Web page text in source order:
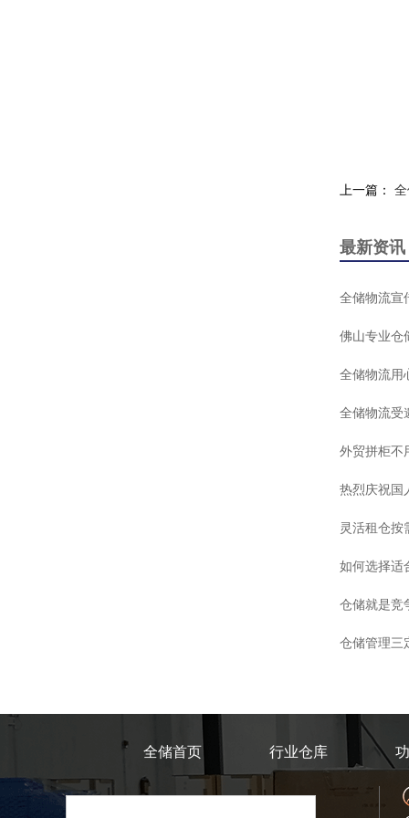
上一篇：
最新资讯
全储物流宣
佛山专业仓
全储物流用
全储物流受
外贸拼柜不
热烈庆祝国
灵活租仓按
如何选择适
仓储就是竞
仓储管理三
全储首页 行业仓库